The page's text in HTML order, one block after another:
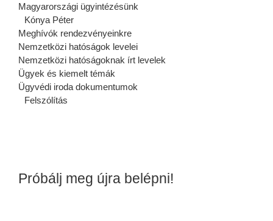
Próbálj meg újra belépni!
Magyarországi ügyintézésünk
Kónya Péter
Meghívók rendezvényeinkre
Nemzetközi hatóságok levelei
Nemzetközi hatóságoknak írt levelek
Ügyek és kiemelt témák
Ügyvédi iroda dokumentumok
Felszólítás